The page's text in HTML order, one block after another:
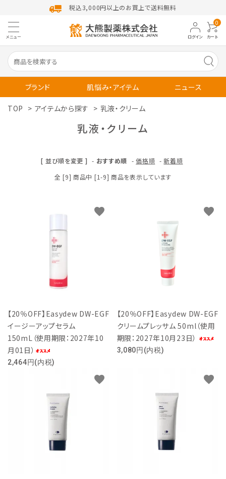
税込3,000円以上のお買上で送料無料
メニュー ログイン
0
カート
ブランド 肌悩み・アイテム ニュース
Account Menu
ようこそ ゲスト 様
Easydew Pureasy
エイジングケア・弾力
TOP > アイテムから探す > 乳液・クリーム
乳液・クリーム
[ 並び順を変更 ] - おすすめ順 -価格順 -新着順
全 [9] 商品中 [1-9] 商品を表示しています
【20％OFF】Easydew DW-EGF
イージーアップセラム
150mL（使用期限：2027年10
月01日）
2,464円(内税)
favorite
【20％OFF】Easydew DW-EGF
クリームプレッサム 50ml（使用
期限：2027年10月23日）
3,080円(内税)
favorite
favorite favorite